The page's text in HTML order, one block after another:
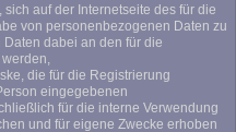
auf der Internetseite des für die
von personenbezogenen Daten zu
dabei an den für die
die für die Registrierung
eingegebenen
für die interne Verwendung
und für eigene Zwecke erhoben